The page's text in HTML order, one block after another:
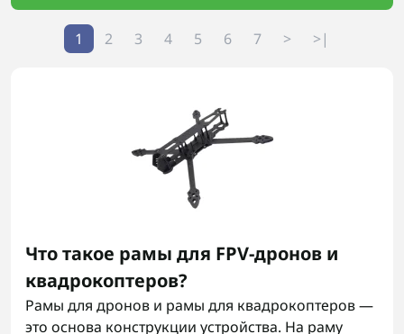
1 2 3 4 5 6 7 > >|
Что такое рамы для FPV-дронов и
квадрокоптеров?
Рамы для дронов и рамы для квадрокоптеров —
это основа конструкции устройства. На раму